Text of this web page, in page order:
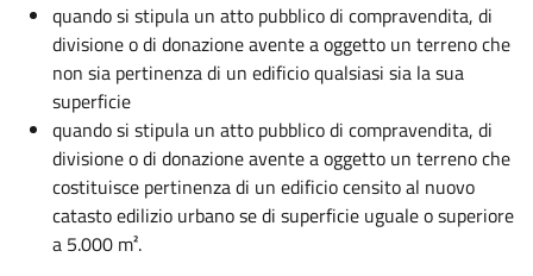
quando si stipula un atto pubblico di compravendita, di
divisione o di donazione avente a oggetto un terreno che
non sia pertinenza di un edificio qualsiasi sia la sua
superficie
quando si stipula un atto pubblico di compravendita, di
divisione o di donazione avente a oggetto un terreno che
costituisce pertinenza di un edificio censito al nuovo
catasto edilizio urbano se di superficie uguale o superiore
a 5.000 m².